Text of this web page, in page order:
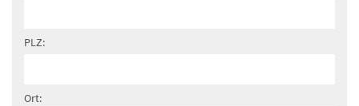
PLZ:
Ort: